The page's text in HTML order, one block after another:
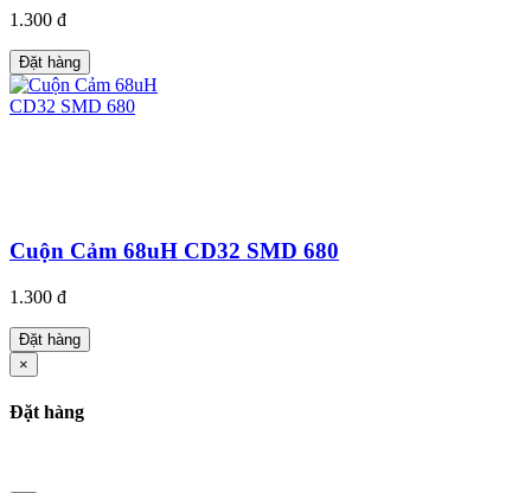
1.300 đ
Đặt hàng
Cuộn Cảm 68uH CD32 SMD 680
1.300 đ
Đặt hàng
×
Đặt hàng